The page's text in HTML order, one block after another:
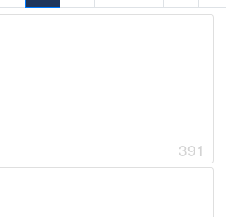
(current)
391